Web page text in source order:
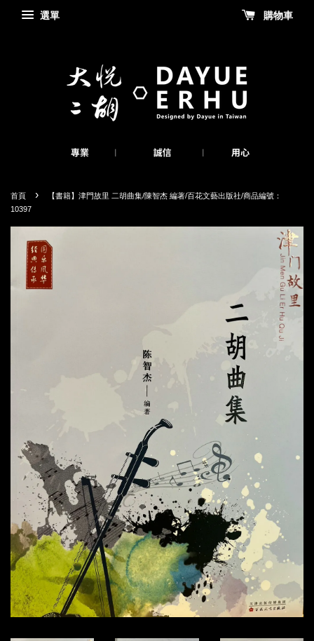
選單 購物車
首頁 ›
【書籍】津門故里 二胡曲集/陳智杰 編著/百花文藝出版社/商品編號：
10397